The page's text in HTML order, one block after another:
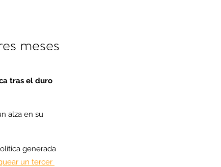
meses
tras el duro
alza en su
generada
un tercer